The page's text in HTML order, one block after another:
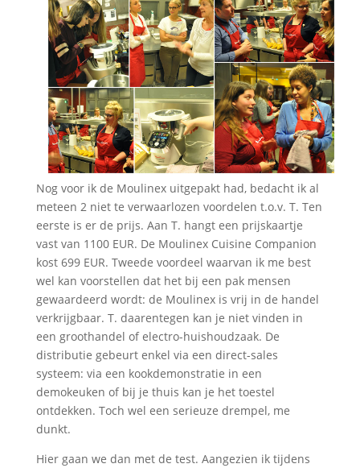
Nog voor ik de Moulinex uitgepakt had, bedacht ik al
meteen 2 niet te verwaarlozen voordelen t.o.v. T. Ten
eerste is er de prijs. Aan T. hangt een prijskaartje
vast van 1100 EUR. De Moulinex Cuisine Companion
kost 699 EUR. Tweede voordeel waarvan ik me best
wel kan voorstellen dat het bij een pak mensen
gewaardeerd wordt: de Moulinex is vrij in de handel
verkrijgbaar. T. daarentegen kan je niet vinden in
een groothandel of electro-huishoudzaak. De
distributie gebeurt enkel via een direct-sales
systeem: via een kookdemonstratie in een
demokeuken of bij je thuis kan je het toestel
ontdekken. Toch wel een serieuze drempel, me
dunkt.
Hier gaan we dan met de test. Aangezien ik tijdens